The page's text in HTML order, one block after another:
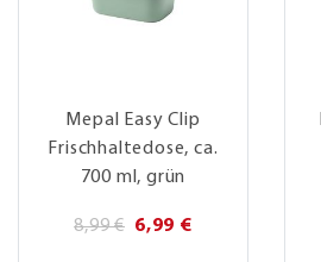
Mepal Easy Clip
Frischhaltedose, ca.
700 ml, grün
8,99 € 6,99 €